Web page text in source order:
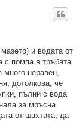
и водата от
с помпа в тръбата
много неравен,
дотолкова, че
пълни с вода
за мръсна
от шахтата, да